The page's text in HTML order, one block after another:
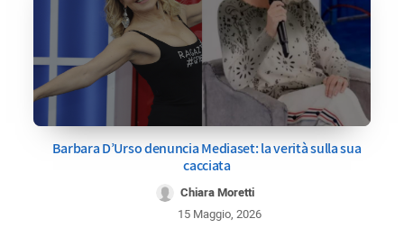
Barbara D’Urso denuncia Mediaset: la verità sulla sua
cacciata
Chiara Moretti
15 Maggio, 2026